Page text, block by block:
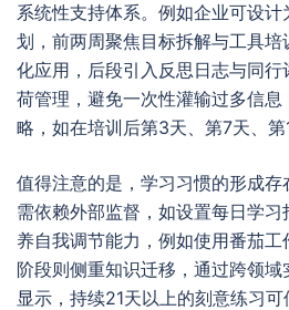
系统性支持体系。例如企业可设
划，前两周聚焦目标拆解与工具
化应用，后段引入反思日志与同
荷管理，避免一次性灌输过多信
略，如在培训后第3天、第7天、第
值得注意的是，学习习惯的形成
需依赖外部监督，如设置每日学
养自我调节能力，例如使用番茄
阶段则侧重知识迁移，通过跨领
显示，持续21天以上的刻意练习